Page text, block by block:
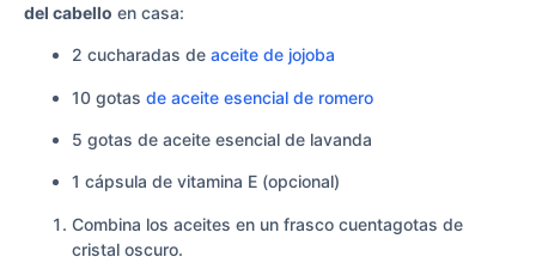
del cabello en casa:
2 cucharadas de aceite de jojoba
10 gotas de aceite esencial de romero
5 gotas de aceite esencial de lavanda
1 cápsula de vitamina E (opcional)
Combina los aceites en un frasco cuentagotas de
cristal oscuro.